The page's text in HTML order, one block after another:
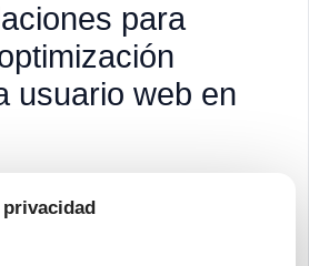
para
usuario web en
diseño responsive que se
dispositivos.